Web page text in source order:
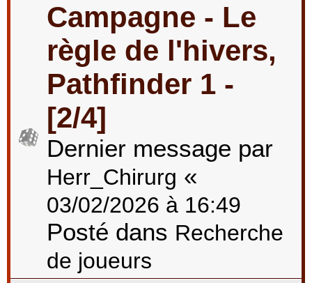
Campagne - Le
règle de l'hivers,
Pathfinder 1 -
[2/4]
Dernier message par
Herr_Chirurg «
03/02/2026 à 16:49
Posté dans Recherche
de joueurs